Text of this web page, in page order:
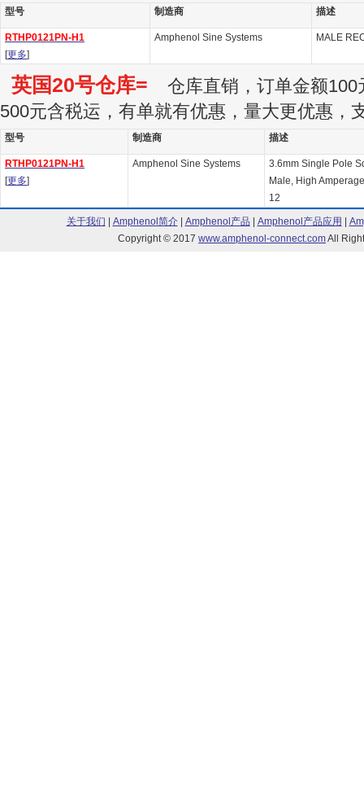
型号 制造商 描述
RTHP0121PN-H1
[更多]
Amphenol Sine Systems MALE
英国20号仓库= 仓库直销，订单金额100
500元含税运，有单就有优惠，量大更优惠，
型号 制造商 描述
RTHP0121PN-H1
[更多]
Amphenol Sine Systems
3.6mm Single Pole
Male, High
12
关于我们 Amphenol简介| Amphenol产品 Amphenol产品应用
Copyright © 2017 www.amphenol-connect.comAll